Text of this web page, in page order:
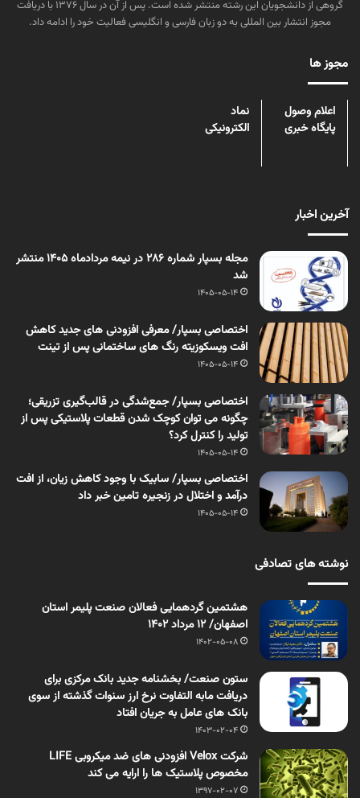
گروهی از دانشجویان این رشته منتشر شده است. پس از آن در سال ۱۳۷۶ با دریافت
مجوز انتشار بین المللی به دو زبان فارسی و انگلیسی فعالیت خود را ادامه داد.
مجوز ها
اعلام وصول
پایگاه خبری
نماد
الکترونیکی
آخرین اخبار
مجله بسپار شماره 286 در نیمه مردادماه 1405 منتشر
شد
1405-05-14
اختصاصی بسپار/ معرفی افزودنی های جدید کاهش
افت ویسکوزیته رنگ های ساختمانی پس از تینت
1405-05-14
اختصاصی بسپار/ جمع‌شدگی در قالب‌گیری تزریقی؛
چگونه می توان کوچک شدن قطعات پلاستیکی پس از
تولید را کنترل کرد؟
1405-05-14
اختصاصی بسپار/ سابیک با وجود کاهش زیان، از افت
درآمد و اختلال در زنجیره تامین خبر داد
1405-05-14
نوشته های تصادفی
هشتمین گردهمایی فعالان صنعت پلیمر استان
اصفهان/ 12 مرداد 1402
1402-05-08
ستون صنعت/ بخشنامه جدید بانک مرکزی برای
دریافت مابه التفاوت نرخ ارز سنوات گذشته از سوی
بانک های عامل به جریان افتاد
1403-02-04
شرکت Velox افزودنی های ضد میکروبی LIFE
مخصوص پلاستیک ها را ارایه می کند
1397-02-07